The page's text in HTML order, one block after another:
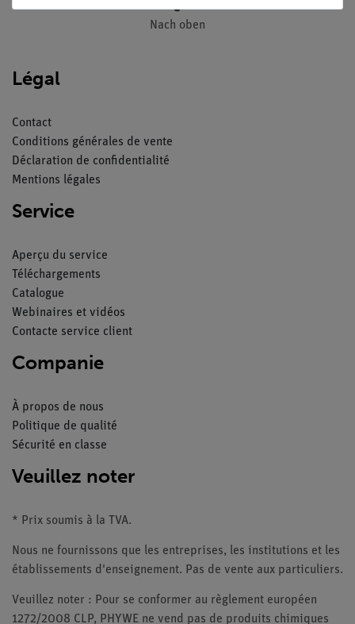
Nach oben
Légal
Contact
Conditions générales de vente
Déclaration de confidentialité
Mentions légales
Service
Aperçu du service
Téléchargements
Catalogue
Webinaires et vidéos
Contacte service client
Companie
À propos de nous
Politique de qualité
Sécurité en classe
Veuillez noter
* Prix soumis à la TVA.
Nous ne fournissons que les entreprises, les institutions et les
établissements d'enseignement. Pas de vente aux particuliers.
Veuillez noter : Pour se conformer au règlement européen
1272/2008 CLP, PHYWE ne vend pas de produits chimiques